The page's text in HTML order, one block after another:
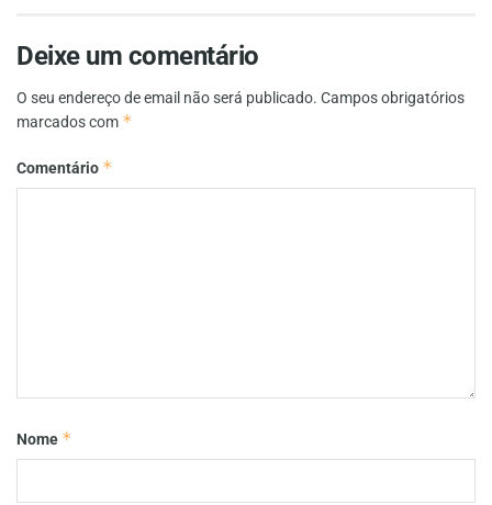
Deixe um comentário
O seu endereço de email não será publicado. Campos obrigatórios
marcados com *
Comentário *
Nome *